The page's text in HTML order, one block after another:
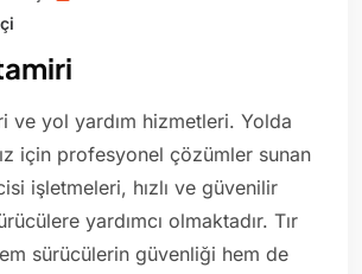
ve yol yardım hizmetleri. Yolda
için profesyonel çözümler sunan
işletmeleri, hızlı ve güvenilir
yardımcı olmaktadır. Tır
sürücülerin güvenliği hem de